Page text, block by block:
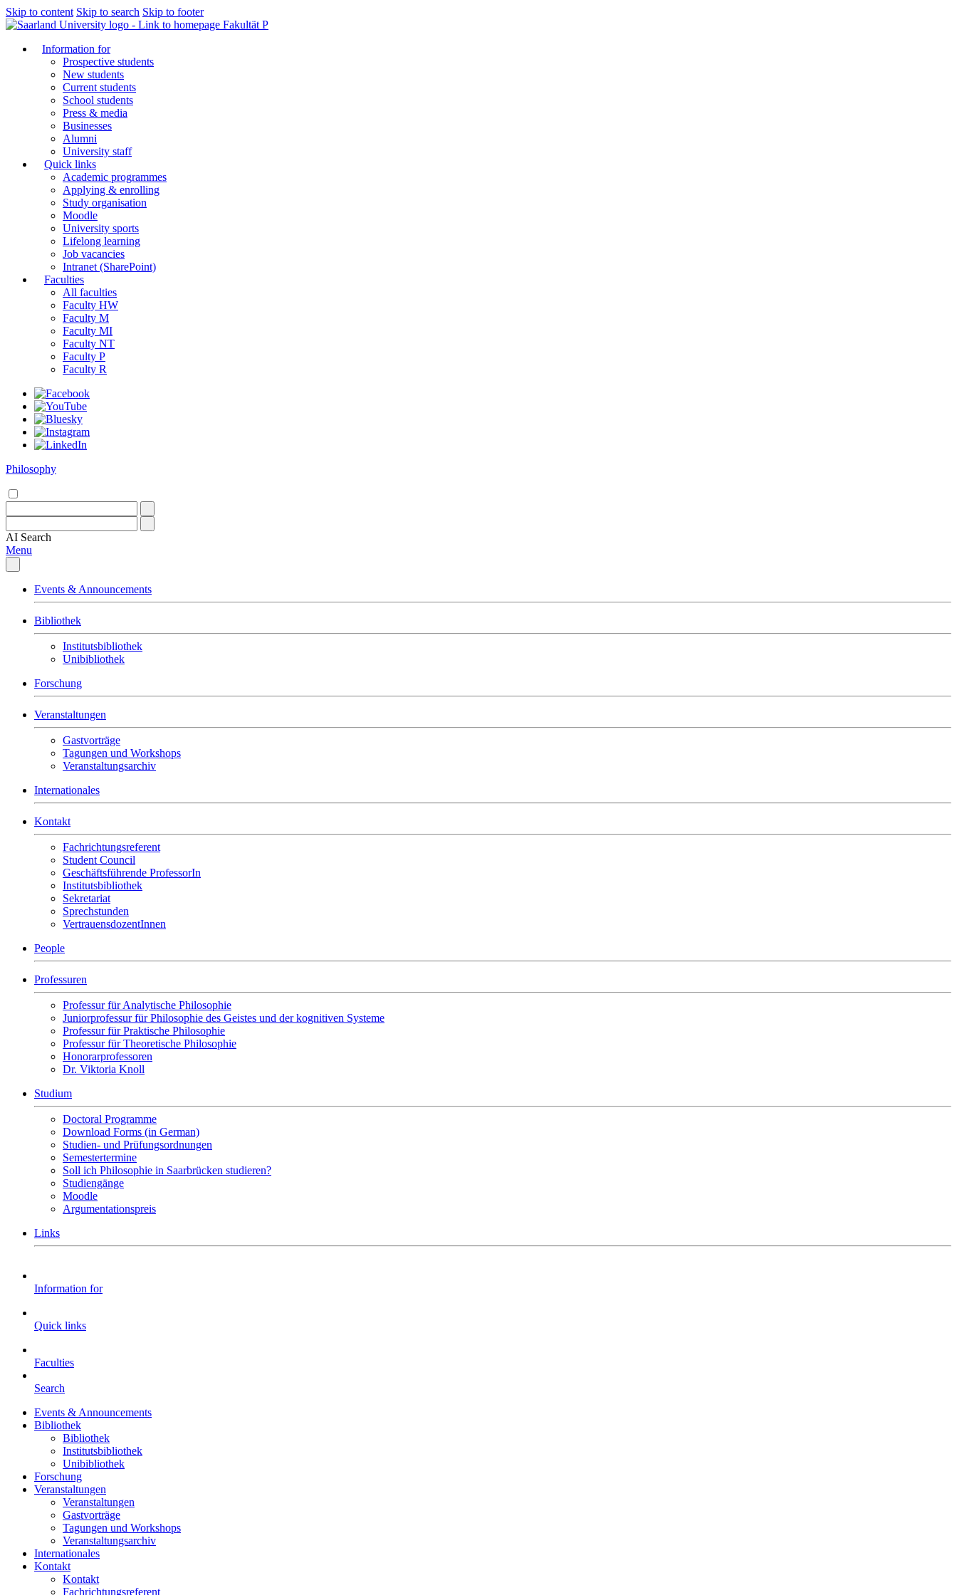
Skip to content Skip to search Skip to footer
Fakultät P
Information for
Prospective students
New students
Current students
School students
Press & media
Businesses
Alumni
University staff
Quick links
Academic programmes
Applying & enrolling
Study organisation
Moodle
University sports
Lifelong learning
Job vacancies
Intranet (SharePoint)
Faculties
All faculties
Faculty HW
Faculty M
Faculty MI
Faculty NT
Faculty P
Faculty R
Philosophy
AI Search
Menu
Events & Announcements
Bibliothek
Institutsbibliothek
Unibibliothek
Forschung
Veranstaltungen
Gastvorträge
Tagungen und Workshops
Veranstaltungsarchiv
Internationales
Kontakt
Fachrichtungsreferent
Student Council
Geschäftsführende ProfessorIn
Institutsbibliothek
Sekretariat
Sprechstunden
VertrauensdozentInnen
People
Professuren
Professur für Analytische Philosophie
Juniorprofessur für Philosophie des Geistes und der kognitiven Systeme
Professur für Praktische Philosophie
Professur für Theoretische Philosophie
Honorarprofessoren
Dr. Viktoria Knoll
Studium
Doctoral Programme
Download Forms (in German)
Studien- und Prüfungsordnungen
Semestertermine
Soll ich Philosophie in Saarbrücken studieren?
Studiengänge
Moodle
Argumentationspreis
Links
Information for
Quick links
Faculties
Search
Events & Announcements
Bibliothek
Bibliothek
Institutsbibliothek
Unibibliothek
Forschung
Veranstaltungen
Veranstaltungen
Gastvorträge
Tagungen und Workshops
Veranstaltungsarchiv
Internationales
Kontakt
Kontakt
Fachrichtungsreferent